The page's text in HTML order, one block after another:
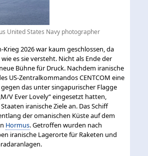
United States Navy photographer
Krieg 2026 war kaum geschlossen, da
es sie versteht. Nicht als Ende der
Bühne für Druck. Nachdem iranische
US-Zentralkommandos CENTCOM eine
das unter singapurischer Flagge
V Ever Lovely“ eingesetzt hatten,
iranische Ziele an. Das Schiff
der omanischen Küste auf dem
Hormus. Getroffen wurden nach
iranische Lagerorte für Raketen und